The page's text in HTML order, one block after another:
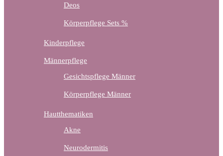
Deos
Körperpflege Sets %
Kinderpflege
Männerpflege
Gesichtspflege Männer
Körperpflege Männer
Hautthematiken
Akne
Neurodermitis